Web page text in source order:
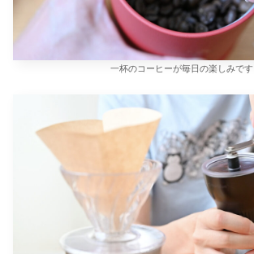
一杯のコーヒーが毎日の楽しみです